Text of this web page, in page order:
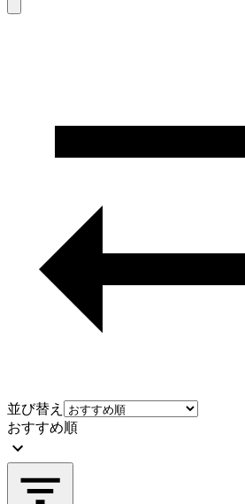
並び替え
おすすめ順